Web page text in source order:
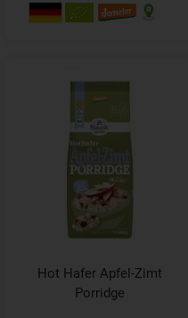
Hot Hafer Apfel-Zimt
Porridge